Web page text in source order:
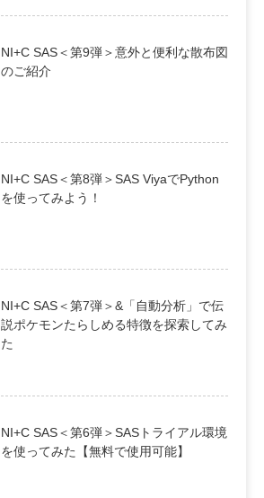
NI+C SAS＜第9弾＞意外と便利な散布図
のご紹介
NI+C SAS＜第8弾＞SAS ViyaでPython
を使ってみよう！
NI+C SAS＜第7弾＞&「自動分析」で伝
説ポケモンたらしめる特徴を探索してみ
た
NI+C SAS＜第6弾＞SASトライアル環境
を使ってみた【無料で使用可能】